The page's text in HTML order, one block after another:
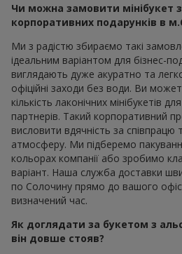
Чи можна замовити мінібукет
корпоративних подарунків в
Ми з радістю збираємо такі
ідеальним варіантом для бізнес-
виглядають дуже акуратно та
офіційні заходи без води. Ви
кількість лаконічних мінібукетів
партнерів. Такий корпоративний
висловити вдячність за
атмосферу. Ми підберемо
кольорах компанії або зробимо
варіант. Наша служба доставки
по Солочину прямо до вашого
визначений час.
Як доглядати за букетом з
він довше стояв?